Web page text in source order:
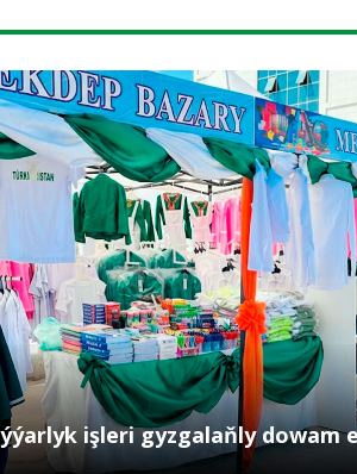
işleri gyzgalaňly dowam